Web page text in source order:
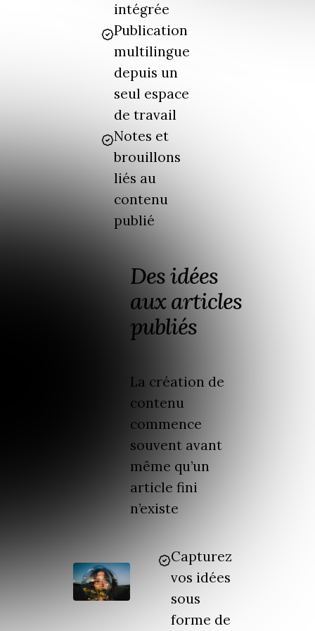
intégrée
Publication
multilingue
depuis un
seul espace
de travail
Notes et
brouillons
liés au
contenu
publié
Des idées
aux articles
publiés
La création de
contenu
commence
souvent avant
même qu’un
article fini
n’existe
Capturez
vos idées
sous
forme de